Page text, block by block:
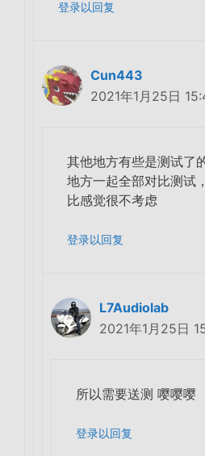
登录以回复
Cun443
2021年1月25日
其他地方有些是测试了
地方一起全部对比测试
比感觉很不考虑
登录以回复
L7Audiolab
2021年1月25日
所以需要送测 嘤嘤嘤
登录以回复